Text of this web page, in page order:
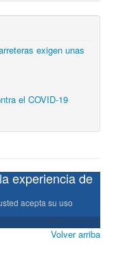
exigen unas
el COVID-19
experiencia de
acepta su uso
Volver arriba